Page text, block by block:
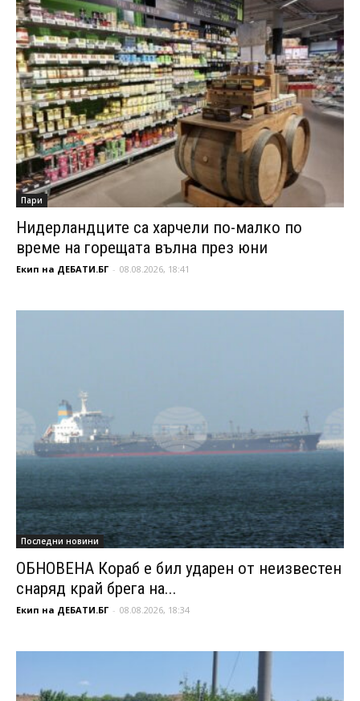
Пари
Нидерландците са харчели по-малко по
време на горещата вълна през юни
Екип на ДЕБАТИ.БГ - 08.08.2026, 18:41
Последни новини
ОБНОВЕНА Кораб е бил ударен от неизвестен
снаряд край брега на...
Екип на ДЕБАТИ.БГ - 08.08.2026, 18:34